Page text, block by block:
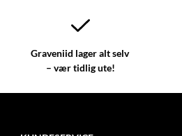
Graveniid lager alt selv
– vær tidlig ute!